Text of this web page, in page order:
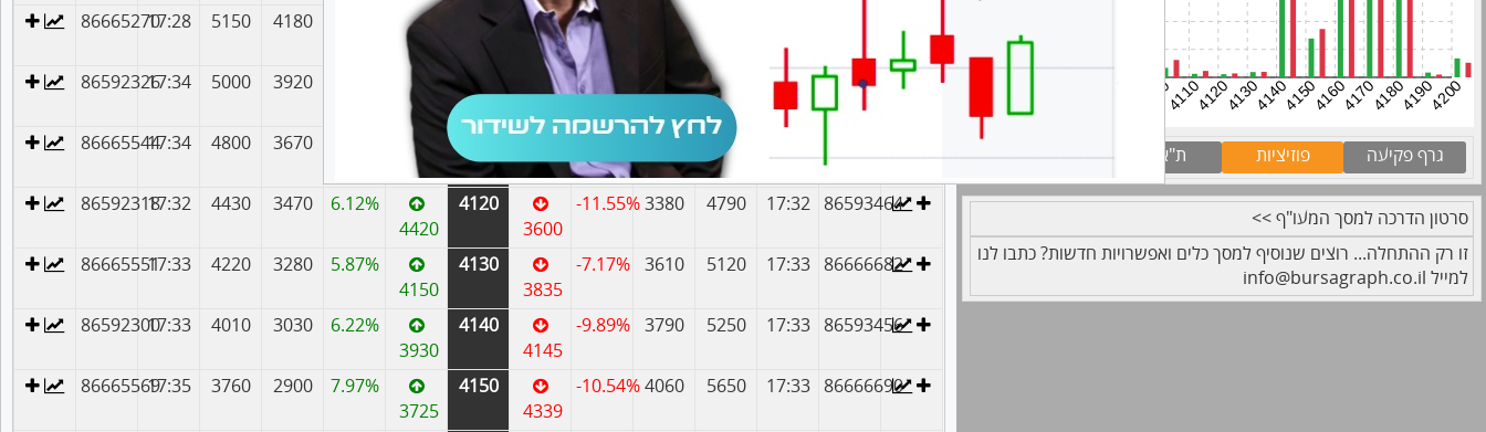
גרף פקיעה פוזיציות ת"א 35 ת"א גלום
סרטון הדרכה למסך המעו"ף >>
זו רק ההתחלה... רוצים שנוסיף למסך כלים ואפשרויות חדשות? כתבו לנו
למייל info@bursagraph.co.il
2750
-13.06%
2895
4090
5276
4180
5150
17:28
86665270
86593472
17:34
4240
2890
-10.73%
4100
4970
3920
5000
17:34
86592326
4510
3090
3365
4725
3670
4800
17:34
86665544
86593464
17:32
4790
3380
-11.55%
3600
4120
4420
6.12%
3470
4430
17:32
86592318
86666682
17:33
5120
3610
-7.17%
3835
4130
4150
5.87%
3280
4220
17:33
86665551
86593456
17:33
5250
3790
-9.89%
4145
4140
3930
6.22%
3030
4010
17:33
86592300
86666690
17:33
5650
4060
-10.54%
4339
4150
3725
7.97%
2900
3760
17:35
86665569